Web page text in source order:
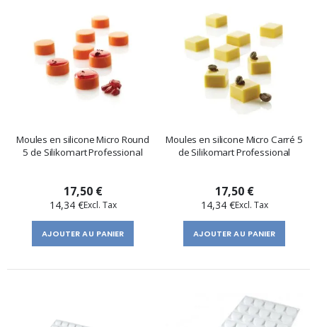
Moules en silicone Micro Round
5 de Silikomart Professional
17,50 €
14,34 €
AJOUTER AU PANIER
Moules en silicone Micro Carré 5
de Silikomart Professional
17,50 €
14,34 €
AJOUTER AU PANIER